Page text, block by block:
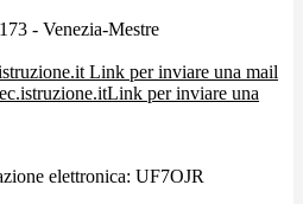
- Venezia-Mestre
Link per inviare una mail
Link per inviare una
elettronica: UF7OJR